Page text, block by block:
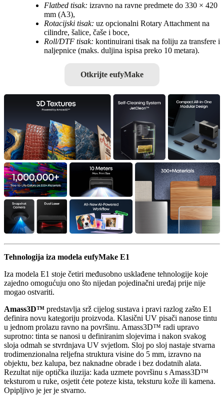
Flatbed tisak: izravno na ravne predmete do 330 × 420
mm (A3),
Rotacijski tisak: uz opcionalni Rotary Attachment na
cilindre, šalice, čaše i boce,
Roll/DTF tisak: kontinuirani tisak na foliju za transfere i
naljepnice (maks. duljina ispisa preko 10 metara).
Otkrijte eufyMake
Tehnologija iza modela eufyMake E1
Iza modela E1 stoje četiri međusobno usklađene tehnologije koje
zajedno omogućuju ono što nijedan pojedinačni uređaj prije nije
mogao ostvariti.
Amass3D™ predstavlja srž cijelog sustava i pravi razlog zašto E1
definira novu kategoriju proizvoda. Klasični UV pisači nanose tintu
u jednom prolazu ravno na površinu. Amass3D™ radi upravo
suprotno: tinta se nanosi u definiranim slojevima i nakon svakog
sloja odmah se stvrdnjava UV svjetlom. Sloj po sloj nastaje stvarna
trodimenzionalna reljefna struktura visine do 5 mm, izravno na
objektu, bez kalupa, bez naknadne obrade i bez dodatnih alata.
Rezultat nije optička iluzija: kada uzmete površinu s Amass3D™
teksturom u ruke, osjetit ćete poteze kista, teksturu kože ili kamena.
Opipljivo je jer je stvarno.